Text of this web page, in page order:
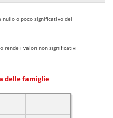
o poco significativo del
rende i valori non significativi
delle famiglie